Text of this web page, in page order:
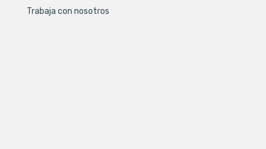
Trabaja con nosotros